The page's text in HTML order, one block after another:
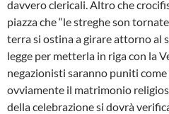
davvero clericali. Altro che
piazza che “le streghe son
terra si ostina a girare attorno al
legge per metterla in riga con la
negazionisti saranno puniti
ovviamente il matrimonio
della celebrazione si dovrà